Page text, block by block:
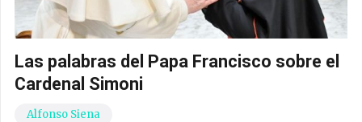
Las palabras del Papa Francisco sobre el
Cardenal Simoni
Alfonso Siena